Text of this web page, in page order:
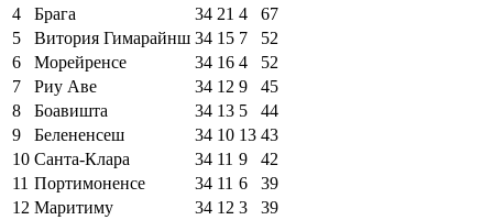
4
Брага 34 21 4
67
5
Витория Гимарайнш 34 15 7
52
6
Морейренсе 34 16 4
52
7
Риу Аве 34 12 9
45
8
Боавишта 34 13 5
44
9
Белененсеш 34 10 13 43
10 Санта-Клара 34 11 9
42
11 Портимоненсе 34 11 6
39
12 Маритиму 34 12 3
39